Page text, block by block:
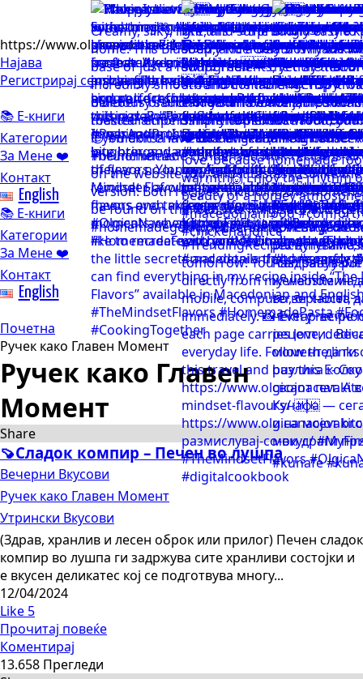
https://www.olgicanacevakitchen.com
Најава
Регистрирај се
📚 Е-книги
Категории
За Мене ❤️
Контакт
English
📚 Е-книги
Категории
За Мене ❤️
Контакт
English
Почетна
Ручек како Главен Момент
Ручек како Главен
Момент
Share
🍠Сладок компир – Печен во лушпа
Вечерни Вкусови
Ручек како Главен Момент
Утрински Вкусови
(Здрав, хранлив и лесен оброк или прилог) Печен сладок
компир во лушпа ги задржува сите хранливи состојки и
е вкусен деликатес кој се подготвува многу...
12/04/2024
Like 5
Прочитај повеќе
Коментирај
13.658 Прегледи